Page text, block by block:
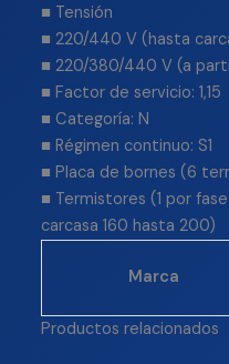
■ Tensión
■ 220/440 V (hasta
■ 220/380/440 V (a
■ Factor de servicio: 1,15
■ Categoría: N
■ Régimen continuo: S1
■ Placa de bornes (6
■ Termistores (1 por
carcasa 160 hasta 200)
Marca
Productos relacionados